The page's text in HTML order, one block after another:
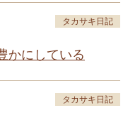
タカサキ日記
かにしている
タカサキ日記